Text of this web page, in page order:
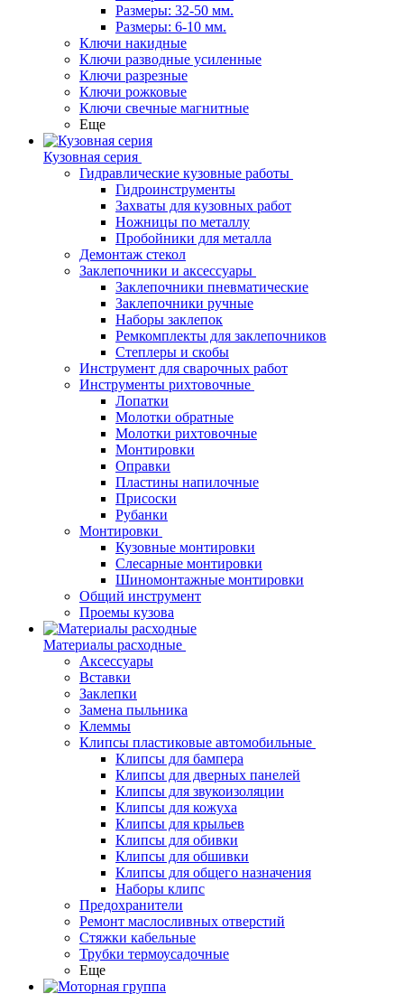
Размеры: 32-50 мм.
Размеры: 6-10 мм.
Ключи накидные
Ключи разводные усиленные
Ключи разрезные
Ключи рожковые
Ключи свечные магнитные
Еще
Кузовная серия
Гидравлические кузовные работы
Гидроинструменты
Захваты для кузовных работ
Ножницы по металлу
Пробойники для металла
Демонтаж стекол
Заклепочники и аксессуары
Заклепочники пневматические
Заклепочники ручные
Наборы заклепок
Ремкомплекты для заклепочников
Степлеры и скобы
Инструмент для сварочных работ
Инструменты рихтовочные
Лопатки
Молотки обратные
Молотки рихтовочные
Монтировки
Оправки
Пластины напилочные
Присоски
Рубанки
Монтировки
Кузовные монтировки
Слесарные монтировки
Шиномонтажные монтировки
Общий инструмент
Проемы кузова
Материалы расходные
Аксессуары
Вставки
Заклепки
Замена пыльника
Клеммы
Клипсы пластиковые автомобильные
Клипсы для бампера
Клипсы для дверных панелей
Клипсы для звукоизоляции
Клипсы для кожуха
Клипсы для крыльев
Клипсы для обивки
Клипсы для обшивки
Клипсы для общего назначения
Наборы клипс
Предохранители
Ремонт маслосливных отверстий
Стяжки кабельные
Трубки термоусадочные
Еще